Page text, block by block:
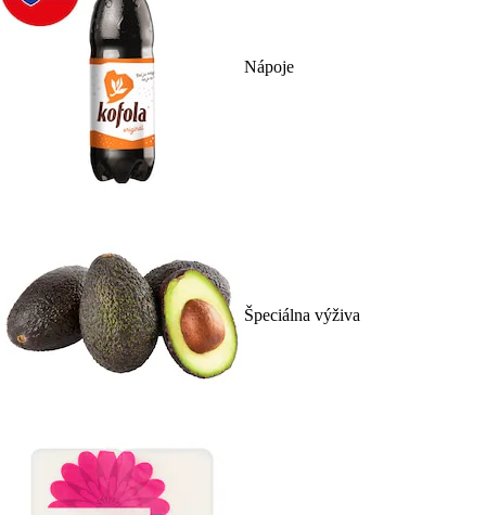
Nápoje
Špeciálna výživa